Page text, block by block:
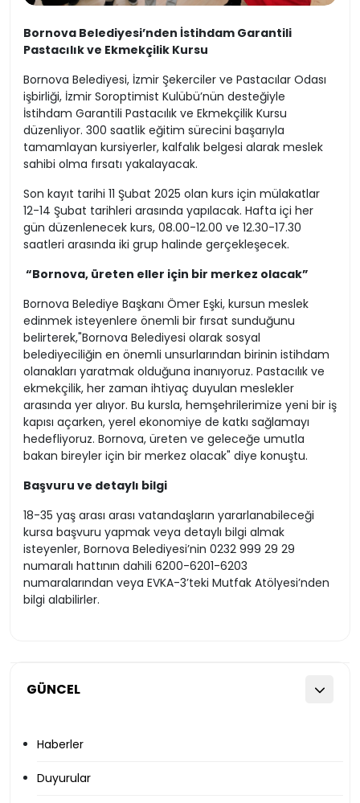
GÜNCEL
Haberler
Duyurular
Bornova Belediyesi’nden İstihdam Garantili
Pastacılık ve Ekmekçilik Kursu
Bornova Belediyesi, İzmir Şekerciler ve Pastacılar Odası
işbirliği, İzmir Soroptimist Kulübü’nün desteğiyle
İstihdam Garantili Pastacılık ve Ekmekçilik Kursu
düzenliyor. 300 saatlik eğitim sürecini başarıyla
tamamlayan kursiyerler, kalfalık belgesi alarak meslek
sahibi olma fırsatı yakalayacak.
Son kayıt tarihi 11 Şubat 2025 olan kurs için mülakatlar
12-14 Şubat tarihleri arasında yapılacak. Hafta içi her
gün düzenlenecek kurs, 08.00-12.00 ve 12.30-17.30
saatleri arasında iki grup halinde gerçekleşecek.
“Bornova, üreten eller için bir merkez olacak”
Bornova Belediye Başkanı Ömer Eşki, kursun meslek
edinmek isteyenlere önemli bir fırsat sunduğunu
belirterek,"Bornova Belediyesi olarak sosyal
belediyeciliğin en önemli unsurlarından birinin istihdam
olanakları yaratmak olduğuna inanıyoruz. Pastacılık ve
ekmekçilik, her zaman ihtiyaç duyulan meslekler
arasında yer alıyor. Bu kursla, hemşehrilerimize yeni bir iş
kapısı açarken, yerel ekonomiye de katkı sağlamayı
hedefliyoruz. Bornova, üreten ve geleceğe umutla
bakan bireyler için bir merkez olacak" diye konuştu.
Başvuru ve detaylı bilgi
18-35 yaş arası arası vatandaşların yararlanabileceği
kursa başvuru yapmak veya detaylı bilgi almak
isteyenler, Bornova Belediyesi’nin 0232 999 29 29
numaralı hattının dahili 6200-6201-6203
numaralarından veya EVKA-3’teki Mutfak Atölyesi’nden
bilgi alabilirler.